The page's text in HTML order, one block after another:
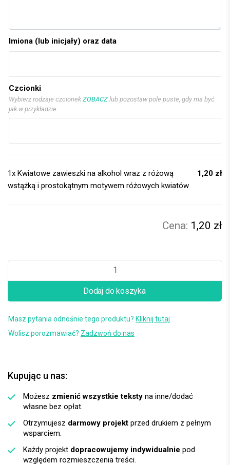
Imiona (lub inicjały) oraz data
Czcionki
Wybierz rodzaje czcionek ZOBACZ lub pozostaw pole puste, gdy ma być
jak w przykładzie.
1x Kwiatowe zawieszki na alkohol wraz z różową
wstążką i prostokątnym motywem różowych kwiatów
1,20 zł
1,20 zł
Dodaj do koszyka
Masz pytania odnośnie tego produktu? Kliknij tutaj
Wolisz porozmawiać? Zadzwoń do nas
Kupując u nas:
Możesz zmienić wszystkie teksty na inne/dodać
własne bez opłat.
Otrzymujesz darmowy projekt przed drukiem z pełnym
wsparciem.
Każdy projekt dopracowujemy indywidualnie pod
względem rozmieszczenia treści.